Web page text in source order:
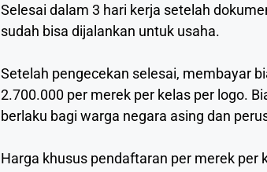
Selesai dalam 3 hari kerja setelah
sudah bisa dijalankan untuk usaha.
Setelah pengecekan selesai, membayar
2.700.000 per merek per kelas per logo.
berlaku bagi warga negara asing dan
Harga khusus pendaftaran per merek per